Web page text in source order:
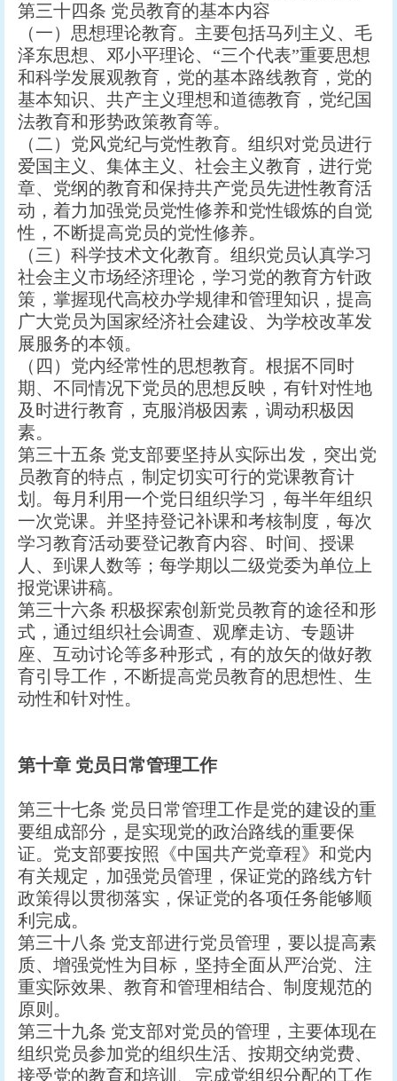
第三十四条 党员教育的基本内容
（一）思想理论教育。主要包括马列主义、毛
泽东思想、邓小平理论、“三个代表”重要思想
和科学发展观教育，党的基本路线教育，党的
基本知识、共产主义理想和道德教育，党纪国
法教育和形势政策教育等。
（二）党风党纪与党性教育。组织对党员进行
爱国主义、集体主义、社会主义教育，进行党
章、党纲的教育和保持共产党员先进性教育活
动，着力加强党员党性修养和党性锻炼的自觉
性，不断提高党员的党性修养。
（三）科学技术文化教育。组织党员认真学习
社会主义市场经济理论，学习党的教育方针政
策，掌握现代高校办学规律和管理知识，提高
广大党员为国家经济社会建设、为学校改革发
展服务的本领。
（四）党内经常性的思想教育。根据不同时
期、不同情况下党员的思想反映，有针对性地
及时进行教育，克服消极因素，调动积极因
素。
第三十五条 党支部要坚持从实际出发，突出党
员教育的特点，制定切实可行的党课教育计
划。每月利用一个党日组织学习，每半年组织
一次党课。并坚持登记补课和考核制度，每次
学习教育活动要登记教育内容、时间、授课
人、到课人数等；每学期以二级党委为单位上
报党课讲稿。
第三十六条 积极探索创新党员教育的途径和形
式，通过组织社会调查、观摩走访、专题讲
座、互动讨论等多种形式，有的放矢的做好教
育引导工作，不断提高党员教育的思想性、生
动性和针对性。
第十章 党员日常管理工作
第三十七条 党员日常管理工作是党的建设的重
要组成部分，是实现党的政治路线的重要保
证。党支部要按照《中国共产党章程》和党内
有关规定，加强党员管理，保证党的路线方针
政策得以贯彻落实，保证党的各项任务能够顺
利完成。
第三十八条 党支部进行党员管理，要以提高素
质、增强党性为目标，坚持全面从严治党、注
重实际效果、教育和管理相结合、制度规范的
原则。
第三十九条 党支部对党员的管理，主要体现在
组织党员参加党的组织生活、按期交纳党费、
接受党的教育和培训、完成党组织分配的工作